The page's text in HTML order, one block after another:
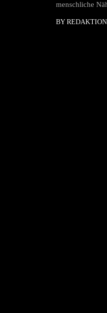
menschliche
BY REDAKTION